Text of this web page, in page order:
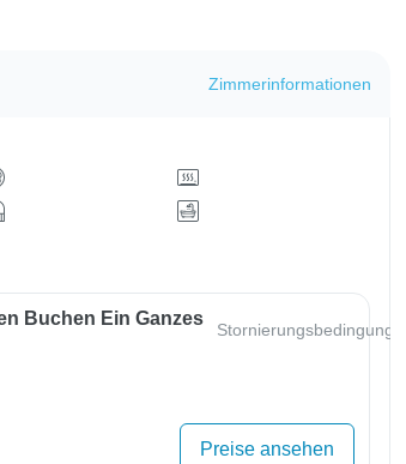
Zimmerinformationen
Buchen Ein Ganzes
Stornierungsbedingungen
Preise ansehen